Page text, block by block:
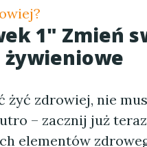
1" Zmień
żyć zdrowiej, nie
– zacznij już
elementów